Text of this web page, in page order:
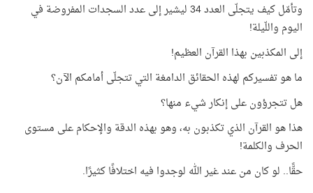
وتأمّل كيف يتجلّى العدد 34 ليشير إلى عدد السجدات المفروضة في
اليوم واللّيلة!
إلى المكذبين بهذا القرآن العظيم!
ما هو تفسيركم لهذه الحقائق الدامغة التي تتجلّى أمامكم الآن؟
هل تتجرؤون على إنكار شيء منها؟
هذا هو القرآن الذي تكذبون به، وهو بهذه الدقة والإحكام على مستوى
الحرف والكلمة!
حقًّا.. لو كان من عند غير الله لوجدوا فيه اختلافًا كثيرًا.